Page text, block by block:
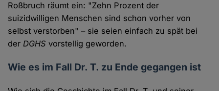
Roßbruch räumt ein: "Zehn Prozent der
suizidwilligen Menschen sind schon vorher von
selbst verstorben" – sie seien einfach zu spät bei
derDGHS vorstellig geworden.
Wie es im Fall Dr. T. zu Ende gegangen ist